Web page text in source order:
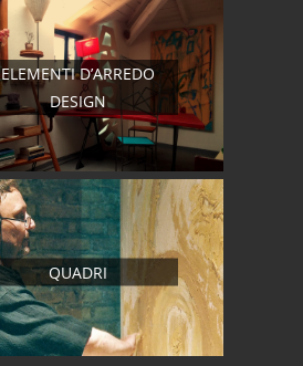
ELEMENTI D’ARREDO
DESIGN
QUADRI